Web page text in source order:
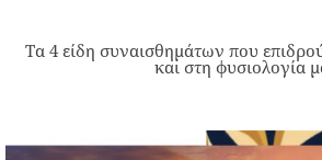
Τα 4 είδη συναισθημάτων που
και στη φυσιολογία